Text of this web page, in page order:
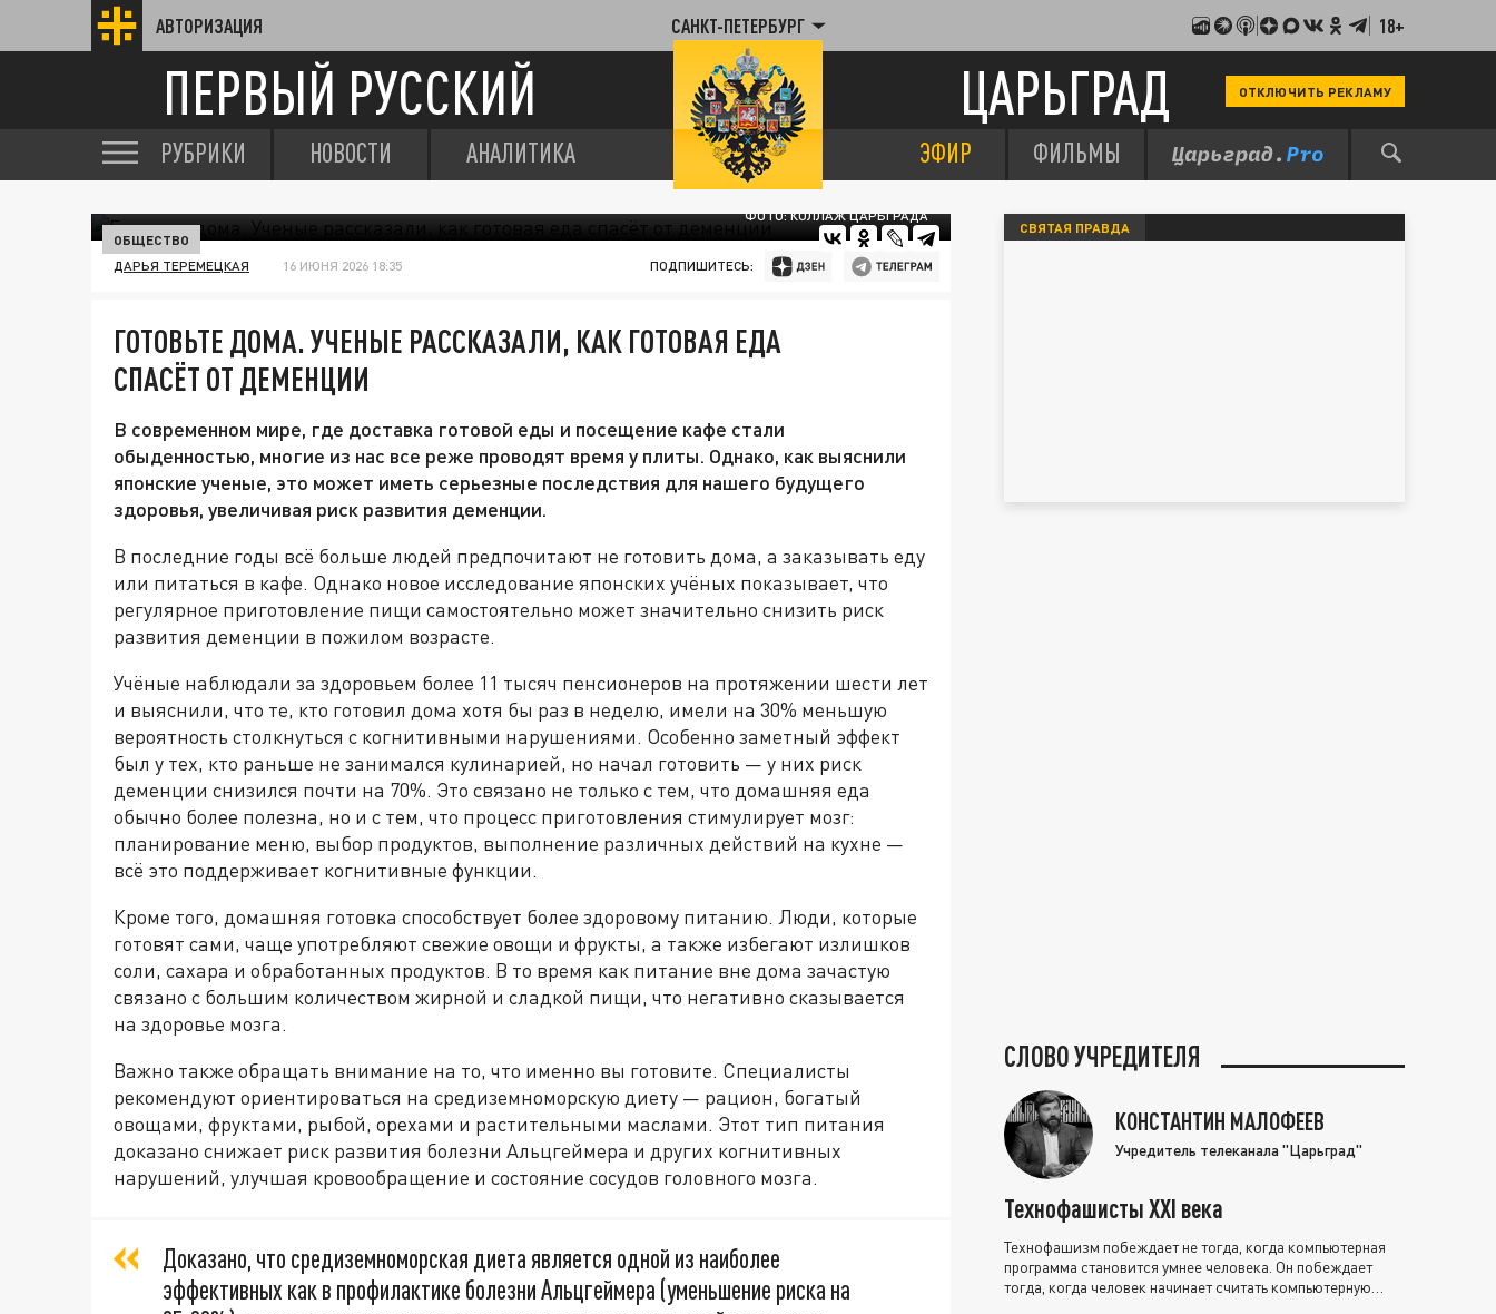
АВТОРИЗАЦИЯ САНКТ-ПЕТЕРБУРГ 18+
ПЕРВЫЙ РУССКИЙ ЦАРЬГРАД ОТКЛЮЧИТЬ РЕКЛАМУ
РУБРИКИ НОВОСТИ АНАЛИТИКА ЭФИР ФИЛЬМЫ
ФОТО: КОЛЛАЖ ЦАРЬГРАДА
ОБЩЕСТВО
ДАРЬЯ ТЕРЕМЕЦКАЯ 16 ИЮНЯ 2026 18:35 ПОДПИШИТЕСЬ:
ГОТОВЬТЕ ДОМА. УЧЕНЫЕ РАССКАЗАЛИ, КАК ГОТОВАЯ ЕДА
СПАСЁТ ОТ ДЕМЕНЦИИ
В современном мире, где доставка готовой еды и посещение кафе стали
обыденностью, многие из нас все реже проводят время у плиты. Однако, как выяснили
японские ученые, это может иметь серьезные последствия для нашего будущего
здоровья, увеличивая риск развития деменции.
В последние годы всё больше людей предпочитают не готовить дома, а заказывать еду
или питаться в кафе. Однако новое исследование японских учёных показывает, что
регулярное приготовление пищи самостоятельно может значительно снизить риск
развития деменции в пожилом возрасте.
Учёные наблюдали за здоровьем более 11 тысяч пенсионеров на протяжении шести лет
и выяснили, что те, кто готовил дома хотя бы раз в неделю, имели на 30% меньшую
вероятность столкнуться с когнитивными нарушениями. Особенно заметный эффект
был у тех, кто раньше не занимался кулинарией, но начал готовить — у них риск
деменции снизился почти на 70%. Это связано не только с тем, что домашняя еда
обычно более полезна, но и с тем, что процесс приготовления стимулирует мозг:
планирование меню, выбор продуктов, выполнение различных действий на кухне —
всё это поддерживает когнитивные функции.
Кроме того, домашняя готовка способствует более здоровому питанию. Люди, которые
готовят сами, чаще употребляют свежие овощи и фрукты, а также избегают излишков
соли, сахара и обработанных продуктов. В то время как питание вне дома зачастую
связано с большим количеством жирной и сладкой пищи, что негативно сказывается
на здоровье мозга.
Важно также обращать внимание на то, что именно вы готовите. Специалисты
рекомендуют ориентироваться на средиземноморскую диету — рацион, богатый
овощами, фруктами, рыбой, орехами и растительными маслами. Этот тип питания
доказано снижает риск развития болезни Альцгеймера и других когнитивных
нарушений, улучшая кровообращение и состояние сосудов головного мозга.
Доказано, что средиземноморская диета является одной из наиболее
эффективных как в профилактике болезни Альцгеймера (уменьшение риска на
СВЯТАЯ ПРАВДА
СЛОВО УЧРЕДИТЕЛЯ
КОНСТАНТИН МАЛОФЕЕВ
Учредитель телеканала "Царьград"
Технофашисты XXI века
Технофашизм побеждает не тогда, когда компьютерная
программа становится умнее человека. Он побеждает
тогда, когда человек начинает считать компьютерную